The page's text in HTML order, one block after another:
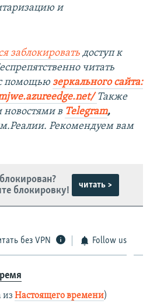
и
заблокировать доступ к
читать
помощью зеркального сайта:
Также
новостями в Telegram,
Рекомендуем вам
блокировку!
читать >
без VPN Follow us
из Настоящего времени)